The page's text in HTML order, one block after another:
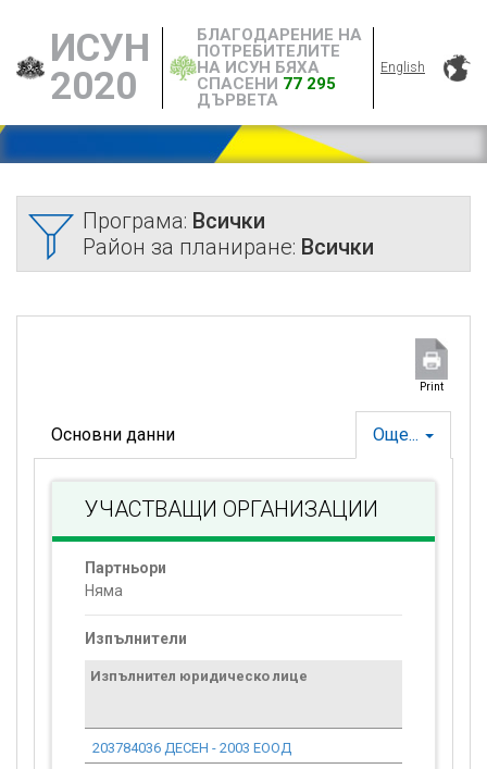
ИСУН
2020
БЛАГОДАРЕНИЕ НА
ПОТРЕБИТЕЛИТЕ
НА ИСУН БЯХА
СПАСЕНИ 77 295
ДЪРВЕТА
English
Програма: Всички
Район за планиране: Всички
Print
Още...
Основни данни
УЧАСТВАЩИ ОРГАНИЗАЦИИ
Партньори
Няма
Изпълнители
Изпълнител юридическо лице
203784036 ДЕСЕН - 2003 ЕООД